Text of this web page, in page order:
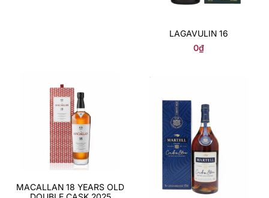
LAGAVULIN 16
0₫
MACALLAN 18 YEARS OLD